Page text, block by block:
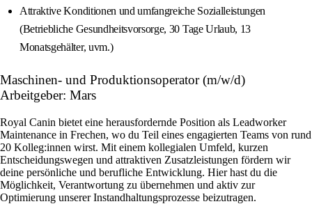
Attraktive Konditionen und umfangreiche Sozialleistungen
(Betriebliche Gesundheitsvorsorge, 30 Tage Urlaub, 13
Monatsgehälter, uvm.)
Maschinen- und Produktionsoperator (m/w/d)
Arbeitgeber: Mars
Royal Canin bietet eine herausfordernde Position als Leadworker
Maintenance in Frechen, wo du Teil eines engagierten Teams von rund
20 Kolleg:innen wirst. Mit einem kollegialen Umfeld, kurzen
Entscheidungswegen und attraktiven Zusatzleistungen fördern wir
deine persönliche und berufliche Entwicklung. Hier hast du die
Möglichkeit, Verantwortung zu übernehmen und aktiv zur
Optimierung unserer Instandhaltungsprozesse beizutragen.